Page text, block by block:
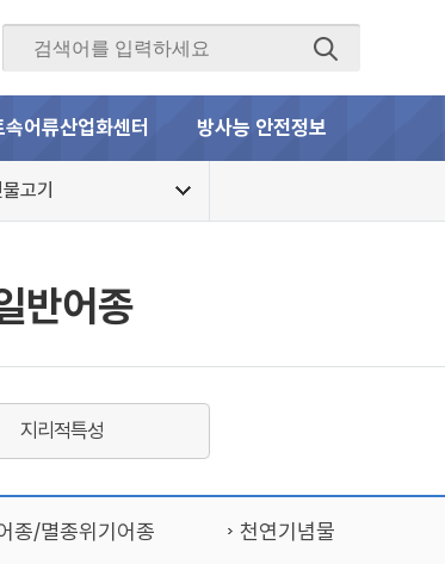
속어류산업화센터 방사능 안전정보
고기
반어종
지리적특성
종/멸종위기어종 천연기념물